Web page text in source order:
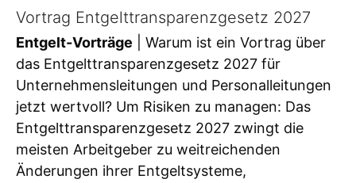
Vortrag Entgelttransparenzgesetz 2027
Entgelt-Vorträge | Warum ist ein Vortrag über
das Entgelttransparenzgesetz 2027 für
Unternehmensleitungen und Personalleitungen
jetzt wertvoll? Um Risiken zu managen: Das
Entgelttransparenzgesetz 2027 zwingt die
meisten Arbeitgeber zu weitreichenden
Änderungen ihrer Entgeltsysteme,